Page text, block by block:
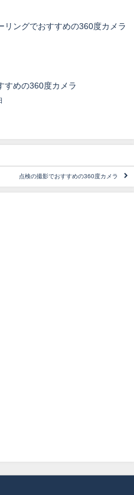
リングでおすすめの360度カメラ
すめの360度カメラ
点検の撮影でおすすめの360度カメラ